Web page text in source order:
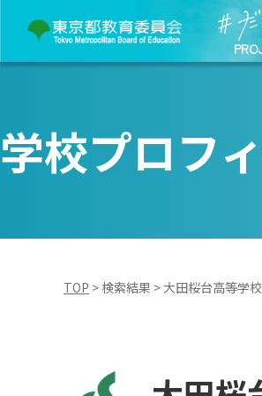
学校プロフ
TOP > 検索結果 > 大田桜台高等学校